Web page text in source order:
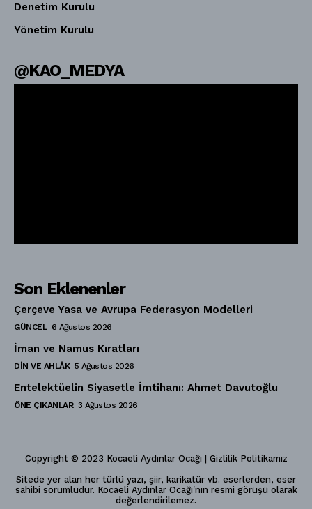
Denetim Kurulu
Yönetim Kurulu
@KAO_MEDYA
Son Eklenenler
Çerçeve Yasa ve Avrupa Federasyon Modelleri
GÜNCEL 6 Ağustos 2026
İman ve Namus Kıratları
DIN VE AHLÂK 5 Ağustos 2026
Entelektüelin Siyasetle İmtihanı: Ahmet Davutoğlu
ÖNE ÇIKANLAR 3 Ağustos 2026
Copyright © 2023 Kocaeli Aydınlar Ocağı | Gizlilik Politikamız
Sitede yer alan her türlü yazı, şiir, karikatür vb. eserlerden, eser
sahibi sorumludur. Kocaeli Aydınlar Ocağı'nın resmi görüşü olarak
değerlendirilemez.